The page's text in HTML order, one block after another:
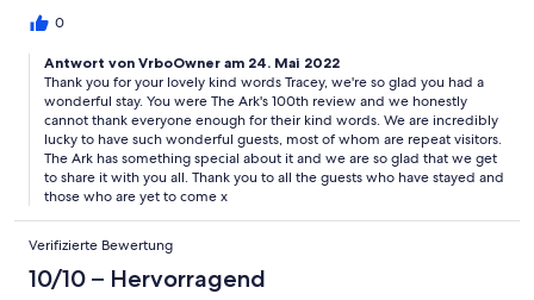
0
Antwort von VrboOwner am 24. Mai 2022
Thank you for your lovely kind words Tracey, we're so glad you had a
wonderful stay. You were The Ark's 100th review and we honestly
cannot thank everyone enough for their kind words. We are incredibly
lucky to have such wonderful guests, most of whom are repeat visitors.
The Ark has something special about it and we are so glad that we get
to share it with you all. Thank you to all the guests who have stayed and
those who are yet to come x
Verifizierte Bewertung
10/10 – Hervorragend